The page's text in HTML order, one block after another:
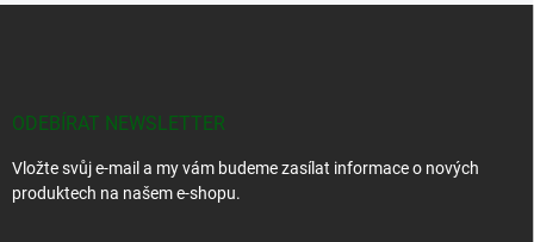
ODEBÍRAT NEWSLETTER
Vložte svůj e-mail a my vám budeme zasílat informace o nových
produktech na našem e-shopu.